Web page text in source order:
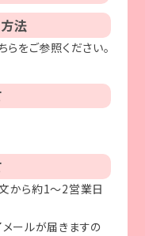
法
らをご参照ください。
から約1～2営業日
ールが届きますの